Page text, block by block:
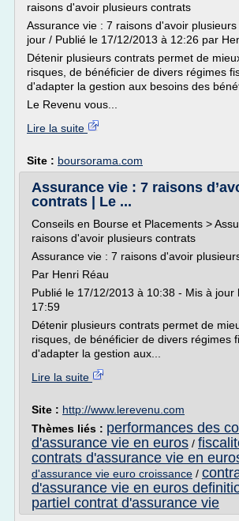
raisons d'avoir plusieurs contrats
Assurance vie : 7 raisons d'avoir
jour / Publié le 17/12/2013 à 12:26 par
Détenir plusieurs contrats permet de
risques, de bénéficier de divers régimes
d'adapter la gestion aux besoins des
Le Revenu vous...
Lire la suite
Site : boursorama.com
Assurance vie : 7 raisons
contrats | Le ...
Conseils en Bourse et Placements >
raisons d'avoir plusieurs contrats
Assurance vie : 7 raisons d'avoir
Par Henri Réau
Publié le 17/12/2013 à 10:38 - Mis à jour
17:59
Détenir plusieurs contrats permet de
risques, de bénéficier de divers régimes
d'adapter la gestion aux...
Lire la suite
Site : http://www.lerevenu.com
Thèmes liés : performances des
d'assurance vie en euros /
contrats d'assurance vie en
d'assurance vie euro croissance /
d'assurance vie en euros
partiel contrat d'assurance vie